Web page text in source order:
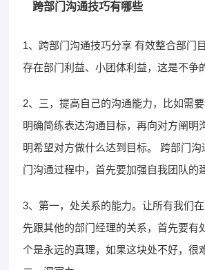
跨部门沟通技巧有哪些
1、跨部门沟通技巧分享 有效整合部门
存在部门利益、小团体利益，这是不争
2、三，提高自己的沟通能力，比如需
明确简练表达沟通目标，再向对方阐明
明希望对方做什么达到目标。 跨部门沟
门沟通过程中，首先要加强自我团队的
3、第一，处关系的能力。让所有我们
先跟其他的部门经理的关系，首先要有
个是永远的真理，如果这块处不好，很